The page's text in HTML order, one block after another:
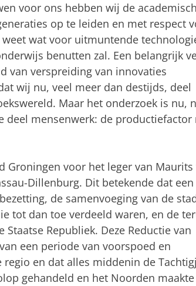
voor ons hebben wij de
op te leiden en met respect
wat voor uitmuntende
benutten zal. Een belangrijk
van verspreiding van innovaties
wij nu, veel meer dan destijds, deel
Maar het onderzoek is nu,
deel mensenwerk: de productiefactor
Groningen voor het leger van Maurits
Dillenburg. Dit betekende dat
de samenvoeging van de
tot dan toe verdeeld waren, en de
Republiek. Deze Reductie van
een periode van voorspoed en
en dat alles middenin de
gehandeld en het Noorden